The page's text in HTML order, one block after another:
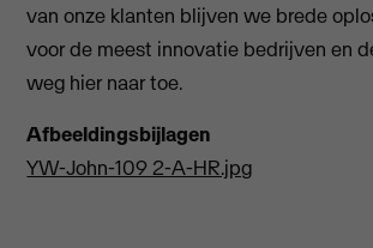
van onze klanten blijven we brede
voor de meest innovatie bedrijven en
weg hier naar toe.
Afbeeldingsbijlagen
YW-John-109 2-A-HR.jpg